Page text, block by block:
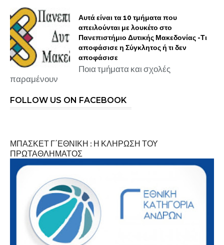
Αυτά είναι τα 10 τμήματα που
απειλούνται με λουκέτο στο
Πανεπιστήμιο Δυτικής Μακεδονίας -Τι
αποφάσισε η Σύγκλητος ή τι δεν
αποφάσισε
Ποια τμήματα και σχολές
παραμένουν
FOLLOW US ON FACEBOOK
ΜΠΑΣΚΕΤ Γ΄ΕΘΝΙΚΗ : Η ΚΛΗΡΩΣΗ ΤΟΥ
ΠΡΩΤΑΘΛΗΜΑΤΟΣ